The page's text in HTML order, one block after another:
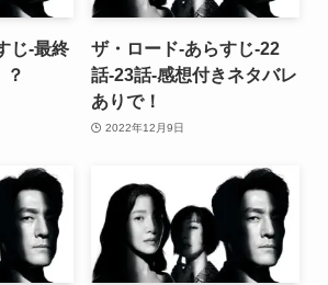
じ-最終
？
ザ・ロード-あらすじ-22
話-23話-感想付きネタバレ
ありで！
2022年12月9日